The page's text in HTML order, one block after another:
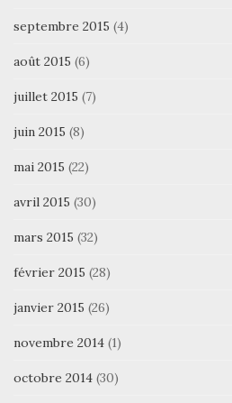
septembre 2015 (4)
août 2015 (6)
juillet 2015 (7)
juin 2015 (8)
mai 2015 (22)
avril 2015 (30)
mars 2015 (32)
février 2015 (28)
janvier 2015 (26)
novembre 2014 (1)
octobre 2014 (30)